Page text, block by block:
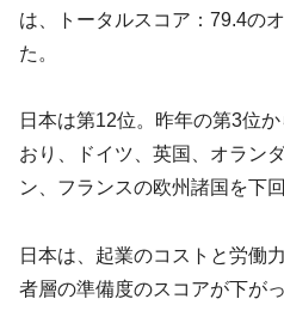
は、トータルスコア：79.4の
た。
日本は第12位。昨年の第3位
おり、ドイツ、英国、オラン
ン、フランスの欧州諸国を下
日本は、起業のコストと労働
者層の準備度のスコアが下が